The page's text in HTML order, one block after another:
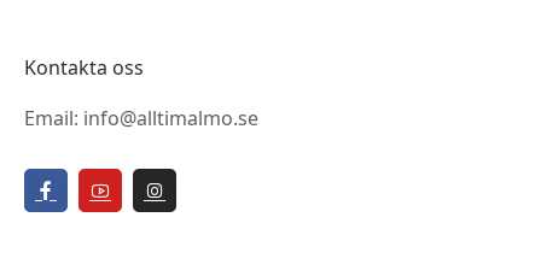
Kontakta oss
Email: info@alltimalmo.se